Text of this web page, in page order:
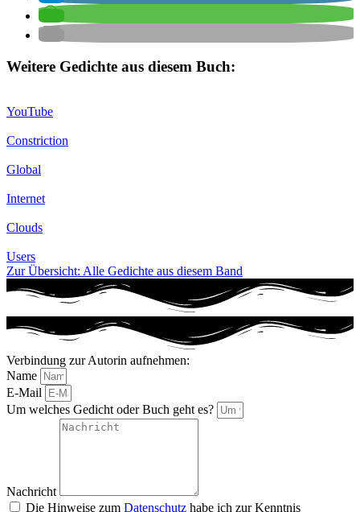
Weitere Gedichte aus diesem Buch:
YouTube
Constriction
Global
Internet
Clouds
Users
Zur Übersicht: Alle Gedichte aus diesem Band
Verbindung zur Autorin aufnehmen:
Name
E-Mail
Um welches Gedicht oder Buch geht es?
Nachricht
Die Hinweise zum Datenschutz habe ich zur Kenntnis